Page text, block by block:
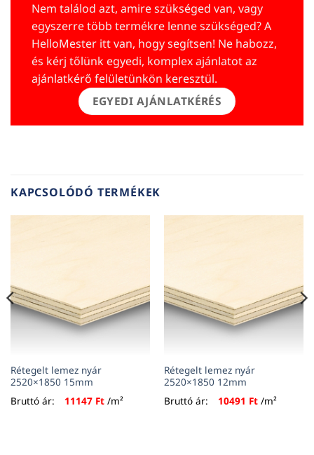
Nem találod azt, amire szükséged van, vagy
egyszerre több termékre lenne szükséged? A
HelloMester itt van, hogy segítsen! Ne habozz,
és kérj tőlünk egyedi, komplex ajánlatot az
ajánlatkérő felületünkön keresztül.
EGYEDI AJÁNLATKÉRÉS
KAPCSOLÓDÓ TERMÉKEK
Rétegelt lemez nyár
2520×1850 15mm
Bruttó ár:
11147 Ft/m²
Rétegelt lemez nyár
2520×1850 12mm
Bruttó ár:
10491 Ft/m²